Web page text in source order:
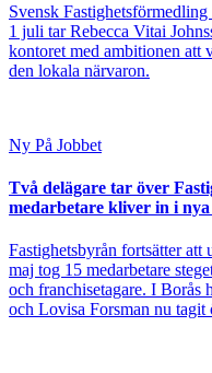
Svensk
1 juli tar Rebecca Vitai
kontoret med ambitionen att
den lokala närvaron.
Ny På Jobbet
Två delägare tar över
medarbetare kliver in i
Fastighetsbyrån fortsätter
maj tog 15 medarbetare
och franchisetagare. I Borås
och Lovisa Forsman nu tagit